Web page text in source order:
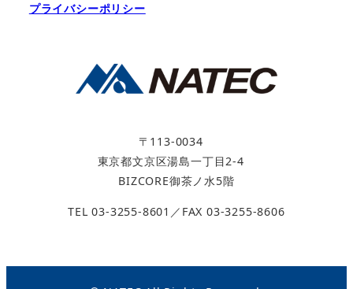
プライバシーポリシー
〒113-0034
東京都文京区湯島一丁目2-4
BIZCORE御茶ノ水5階
TEL 03-3255-8601／FAX 03-3255-8606